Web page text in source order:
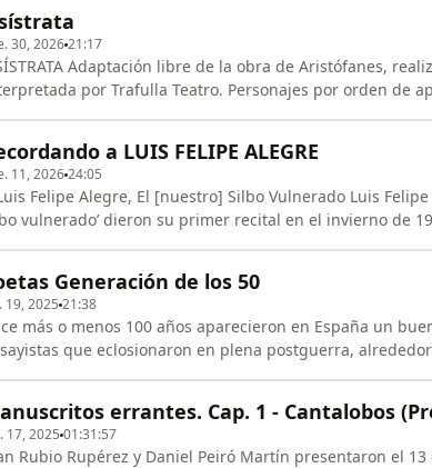
que con su grupo ‘El S
30, 202621:17
de la obra de Aristófanes, realizada por Fernando Alcaine (enero 2026)
por Trafulla Teatro. Personajes por orden de aparición: 1. Vladimir – (Mingo España) 2.
a LUIS FELIPE ALEGRE
11, 202624:05
Felipe Alegre, El [nuestro] Silbo Vulnerado Luis Felipe y su grupo de actores y músicos ‘El
vulnerado’ dieron su primer recital en el invierno de
silbo se aGeneración de los 50
19, 2025 21:38
más o menos 100 años aparecieron en España un
que eclosionaron en plena postguerra,
la España d
errantes. Cap. 1 - Cantalobos
17, 2025 01:31:57
Rubio Rupérez y Daniel Peiró Martín presentaron el